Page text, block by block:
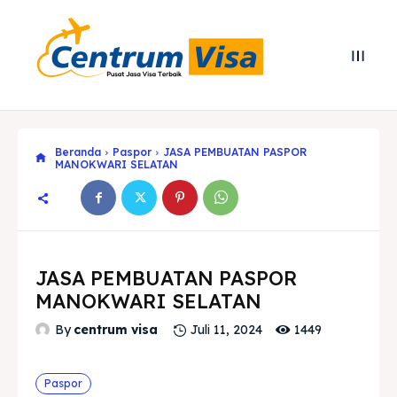
Beranda Paspor
JASA PEMBUATAN PASPOR
MANOKWARI SELATAN
JASA PEMBUATAN PASPOR
MANOKWARI SELATAN
By centrum visa Juli 11, 2024 1449
Paspor